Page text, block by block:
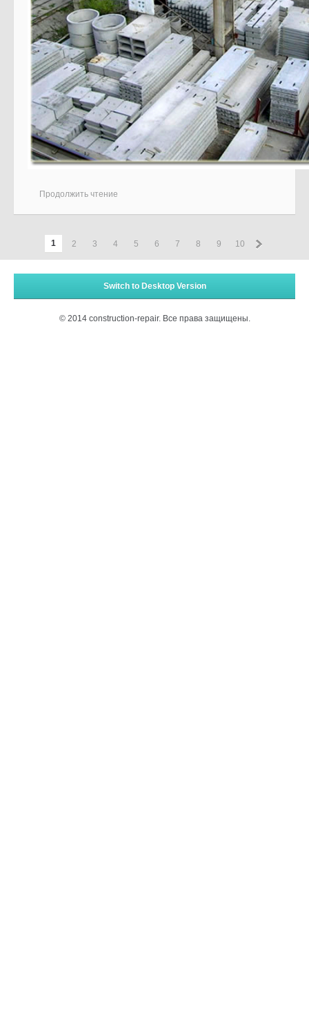
Продолжить чтение
1 2 3 4 5 6 7 8 9 10
Switch to Desktop Version
© 2014 construction-repair. Все права защищены.